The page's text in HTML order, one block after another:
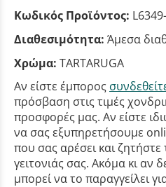
Κωδικός Προϊόντος:
Διαθεσιμότητα: Άμεσα
Χρώμα: TARTARUGA
Αν είστε έμπορος
πρόσβαση στις τιμές
προσφορές μας. Αν είστε
να σας εξυπηρετήσουμε
που σας αρέσει και
γειτονιάς σας. Ακόμα κι αν
μπορεί να το παραγγείλει